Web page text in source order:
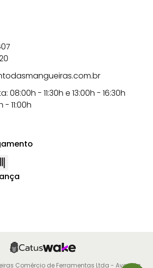
08:00h - 11:30h e 13:00h - 16:30h
11:00h
Comércio de Ferramentas Ltda - Avenida